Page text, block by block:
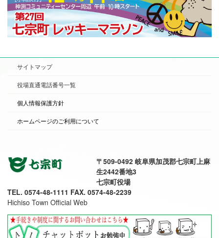
サイトマップ
役場直通電話番号一覧
個人情報保護方針
ホームページのご利用について
〒509-0492 岐阜県加茂郡七宗町上麻
生2442番地3
七宗町役場
TEL. 0574-48-1111 FAX. 0574-48-2239
Hichiso Town Official Web